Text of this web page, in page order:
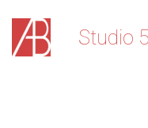
Stu­­­­dio